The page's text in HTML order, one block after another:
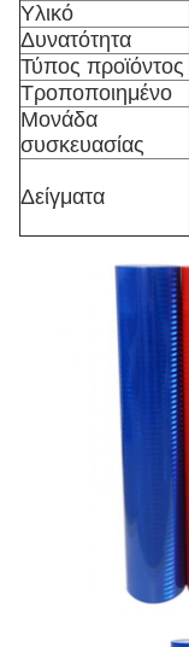
Υλικό
Δυνατότητα
Τύπος προϊόντος
Τροποποιημένο
Μονάδα
συσκευασίας
Δείγματα